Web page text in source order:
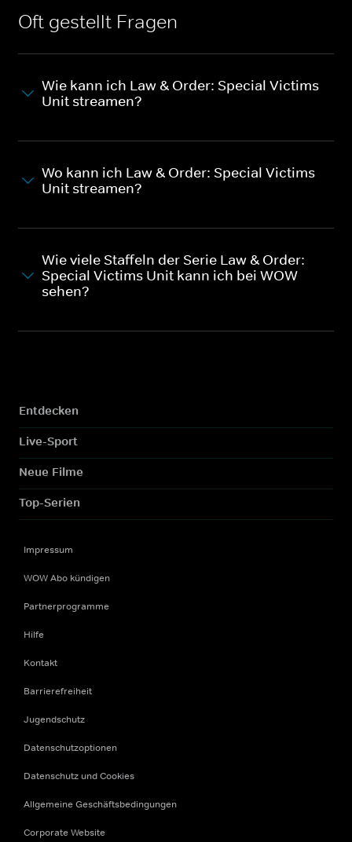
Oft gestellt Fragen
Wie kann ich Law & Order: Special Victims
Unit streamen?
Wo kann ich Law & Order: Special Victims
Unit streamen?
Wie viele Staffeln der Serie Law & Order:
Special Victims Unit kann ich bei WOW
sehen?
Entdecken
Live-Sport
Neue Filme
Top-Serien
Impressum
WOW Abo kündigen
Partnerprogramme
Hilfe
Kontakt
Barrierefreiheit
Jugendschutz
Datenschutzoptionen
Datenschutz und Cookies
Allgemeine Geschäftsbedingungen
Corporate Website